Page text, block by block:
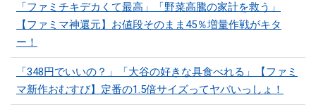
「ファミチキデカくて最高」「野菜高騰の家計を救う」
【ファミマ神還元】お値段そのまま45％増量作戦がキタ
ー！
「348円でいいの？」「大谷の好きな具食べれる」【ファミ
マ新作おむすび】定番の1.5倍サイズってヤバいっしょ！